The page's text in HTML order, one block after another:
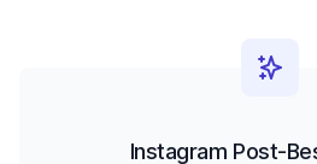
Instagram Post-